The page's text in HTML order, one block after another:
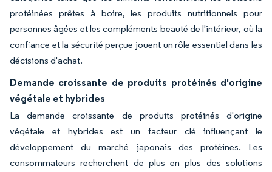
protéinées prêtes à boire, les produits nutritionnels pour
personnes âgées et les compléments beauté de l'intérieur, où la
confiance et la sécurité perçue jouent un rôle essentiel dans les
décisions d'achat.
Demande croissante de produits protéinés d'origine
végétale et hybrides
La demande croissante de produits protéinés d'origine
végétale et hybrides est un facteur clé influençant le
développement du marché japonais des protéines. Les
consommateurs recherchent de plus en plus des solutions